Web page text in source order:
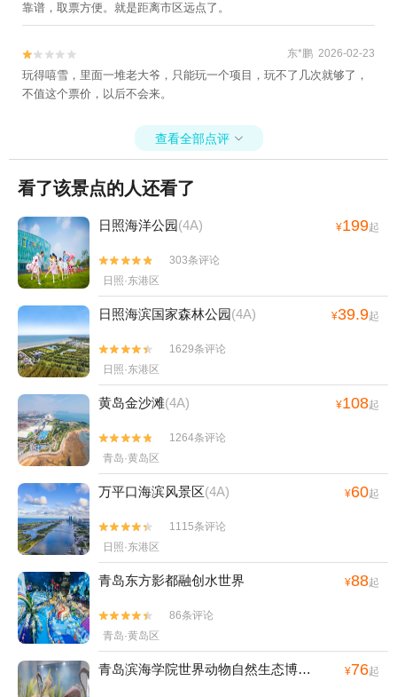
靠谱，取票方便。就是距离市区远点了。

 东*鹏 2026-02-23
玩得嘻雪，里面一堆老大爷，只能玩一个项目，玩不了几次就够了，
不值这个票价，以后不会来。
查看全部点评 
看了该景点的人还看了
日照海洋公园(4A) ¥199起


303条评论
日照·东港区
日照海滨国家森林公园(4A) ¥39.9起


1629条评论
日照·东港区
黄岛金沙滩(4A) ¥108起


1264条评论
青岛·黄岛区
万平口海滨风景区(4A) ¥60起


1115条评论
日照·东港区
青岛东方影都融创水世界 ¥88起


86条评论
青岛·黄岛区
青岛滨海学院世界动物自然生态博物馆 (4A)¥76起